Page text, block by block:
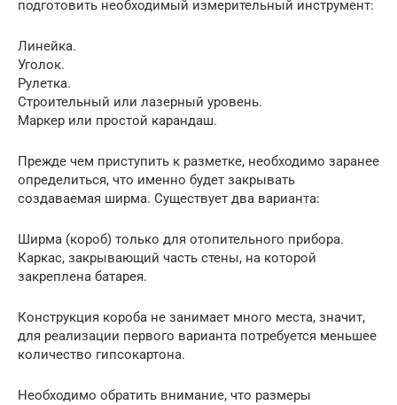
подготовить необходимый измерительный инструмент:
Линейка.
Уголок.
Рулетка.
Строительный или лазерный уровень.
Маркер или простой карандаш.
Прежде чем приступить к разметке, необходимо заранее
определиться, что именно будет закрывать
создаваемая ширма. Существует два варианта:
Ширма (короб) только для отопительного прибора.
Каркас, закрывающий часть стены, на которой
закреплена батарея.
Конструкция короба не занимает много места, значит,
для реализации первого варианта потребуется меньшее
количество гипсокартона.
Необходимо обратить внимание, что размеры